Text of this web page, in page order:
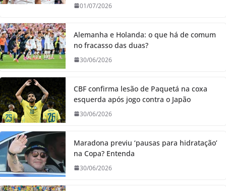
01/07/2026
Alemanha e Holanda: o que há de comum
no fracasso das duas?
30/06/2026
CBF confirma lesão de Paquetá na coxa
esquerda após jogo contra o Japão
30/06/2026
Maradona previu ‘pausas para hidratação’
na Copa? Entenda
30/06/2026